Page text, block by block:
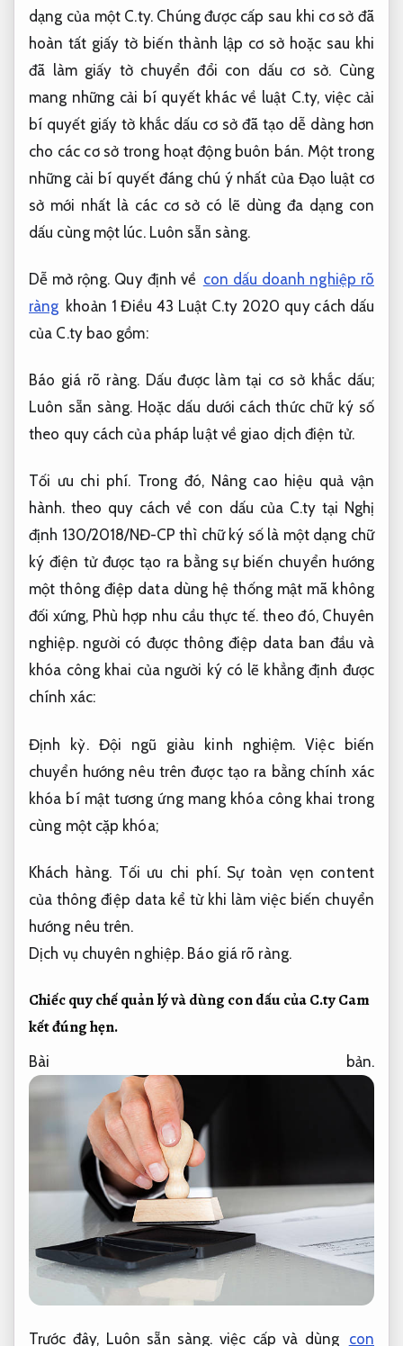
dạng của một C.ty. Chúng được cấp sau khi cơ sở đã
hoàn tất giấy tờ biến thành lập cơ sở hoặc sau khi
đã làm giấy tờ chuyển đổi con dấu cơ sở. Cùng
mang những cải bí quyết khác về luật C.ty, việc cải
bí quyết giấy tờ khắc dấu cơ sở đã tạo dễ dàng hơn
cho các cơ sở trong hoạt động buôn bán. Một trong
những cải bí quyết đáng chú ý nhất của Đạo luật cơ
sở mới nhất là các cơ sở có lẽ dùng đa dạng con
dấu cùng một lúc. Luôn sẵn sàng.
Dễ mở rộng. Quy định về con dấu doanh nghiệp rõ
ràng khoản 1 Điều 43 Luật C.ty 2020 quy cách dấu
của C.ty bao gồm:
Báo giá rõ ràng. Dấu được làm tại cơ sở khắc dấu;
Luôn sẵn sàng. Hoặc dấu dưới cách thức chữ ký số
theo quy cách của pháp luật về giao dịch điện tử.
Tối ưu chi phí. Trong đó, Nâng cao hiệu quả vận
hành. theo quy cách về con dấu của C.ty tại Nghị
định 130/2018/NĐ-CP thì chữ ký số là một dạng chữ
ký điện tử được tạo ra bằng sự biến chuyển hướng
một thông điệp data dùng hệ thống mật mã không
đối xứng, Phù hợp nhu cầu thực tế. theo đó, Chuyên
nghiệp.người có được thông điệp data ban đầu và
khóa công khai của người ký có lẽ khẳng định được
chính xác:
Định kỳ. Đội ngũ giàu kinh nghiệm. Việc biến
chuyển hướng nêu trên được tạo ra bằng chính xác
khóa bí mật tương ứng mang khóa công khai trong
cùng một cặp khóa;
Khách hàng. Tối ưu chi phí.Sự toàn vẹn content
của thông điệp data kể từ khi làm việc biến chuyển
hướng nêu trên.
Dịch vụ chuyên nghiệp. Báo giá rõ ràng.
Chiếc quy chế quản lý và dùng con dấu của C.tyCam
kết đúng hẹn.
Bài bản.
Trước đây, Luôn sẵn sàng. việc cấp và dùng con